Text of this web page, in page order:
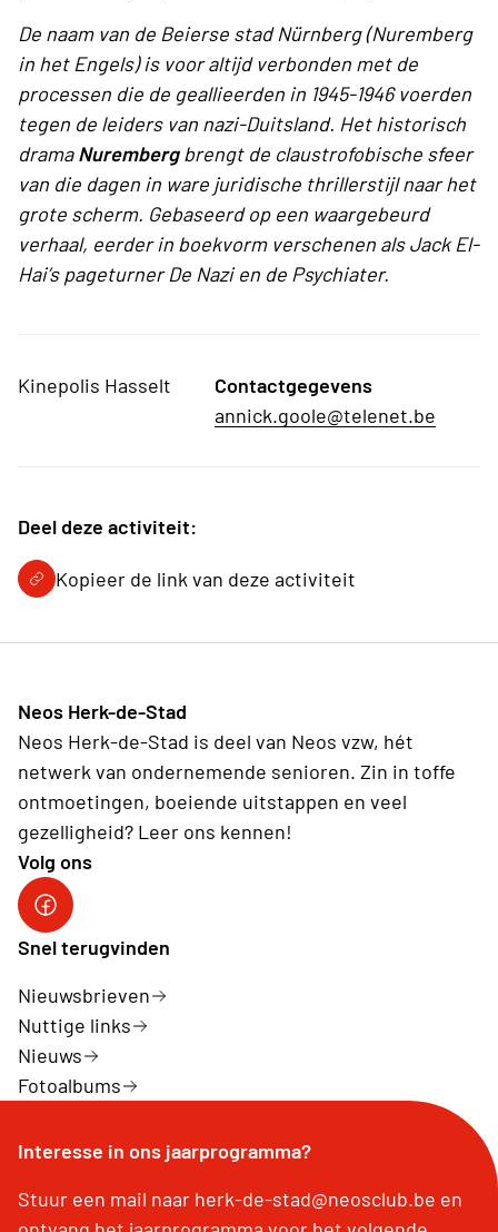
De naam van de Beierse stad Nürnberg (Nuremberg
in het Engels) is voor altijd verbonden met de
processen die de geallieerden in 1945-1946 voerden
tegen de leiders van nazi-Duitsland. Het historisch
dramaNurembergbrengt de claustrofobische sfeer
van die dagen in ware juridische thrillerstijl naar het
grote scherm. Gebaseerd op een waargebeurd
verhaal, eerder in boekvorm verschenen als Jack El-
Hai’s pageturner De Nazi en de Psychiater.
Kinepolis Hasselt
Contactgegevens
annick.goole@telenet.be
Deel deze activiteit:
Kopieer de link van deze activiteit
Neos Herk-de-Stad
Neos Herk-de-Stad is deel van Neos vzw, hét
netwerk van ondernemende senioren. Zin in toffe
ontmoetingen, boeiende uitstappen en veel
gezelligheid? Leer ons kennen!
Volg ons
Facebook Herk-de-Stad
Snel terugvinden
Nieuwsbrieven
Nuttige links
Nieuws
Fotoalbums
Interesse in ons jaarprogramma?
Stuur een mail naar herk-de-stad@neosclub.be en